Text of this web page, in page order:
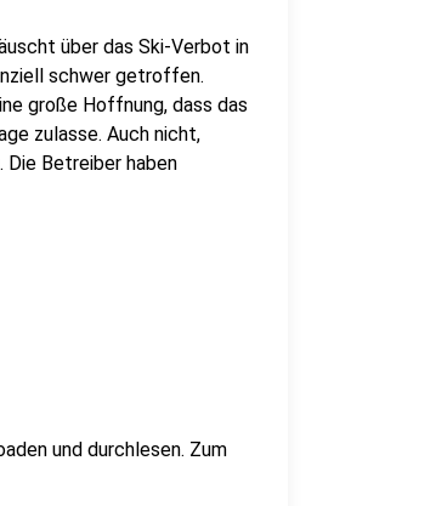
über das Ski-Verbot in
schwer getroffen.
große Hoffnung, dass das
zulasse. Auch nicht,
Die Betreiber haben
und durchlesen. Zum